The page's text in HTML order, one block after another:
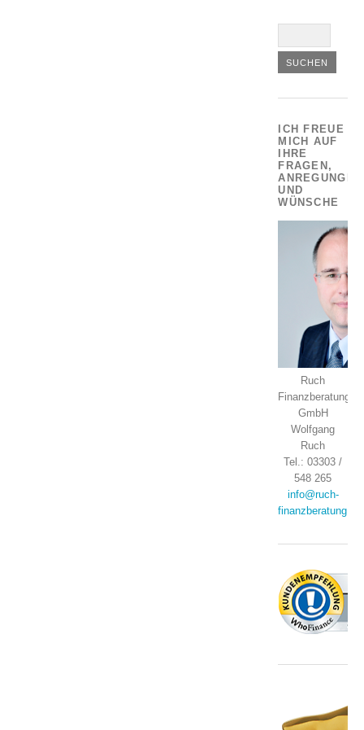
ICH FREUE
MICH AUF
IHRE
FRAGEN,
ANREGUNGEN
UND
WÜNSCHE
Ruch
Finanzberatung
GmbH
Wolfgang
Ruch
Tel.: 03303 /
548 265
info@ruch-
finanzberatung.de